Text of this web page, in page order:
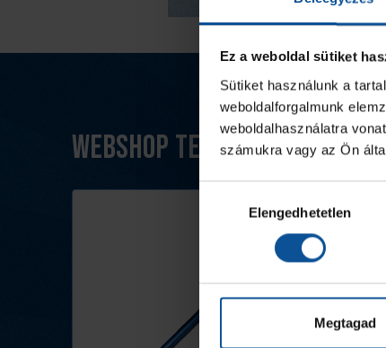
Ez a weboldal sütiket
Sütiket használunk a
weboldalforgalmunk
weboldalhasználatra
számukra vagy az Ön
Hozzájárulás
kiválasztásaElengedhetetlen
Megtagad
Webshop termékek